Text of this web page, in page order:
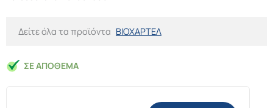
Δείτε όλα τα προϊόντα ΒΙΟΧΑΡΤΕΛ
ΣΕ ΑΠΌΘΕΜΑ